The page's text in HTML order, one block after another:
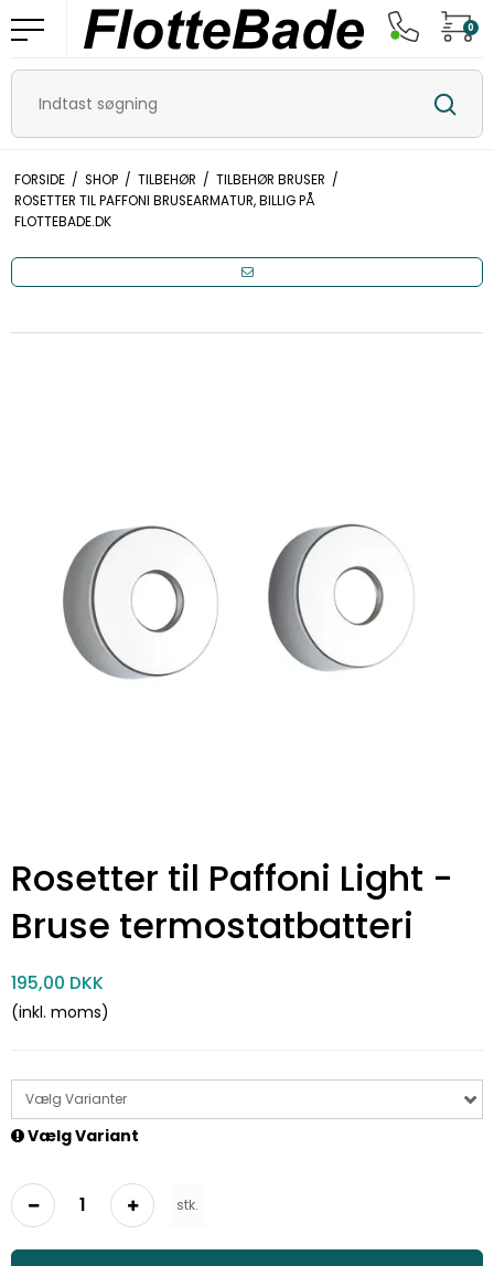
0
FORSIDE / SHOP / TILBEHØR / TILBEHØR BRUSER /
ROSETTER TIL PAFFONI BRUSEARMATUR, BILLIG PÅ
FLOTTEBADE.DK
Rosetter til Paffoni Light -
Bruse termostatbatteri
195,00 DKK
(inkl. moms)
Vælg Varianter
Vælg Variant
stk.